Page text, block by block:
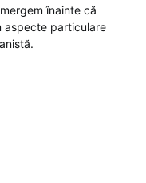
înainte că
aspecte particulare